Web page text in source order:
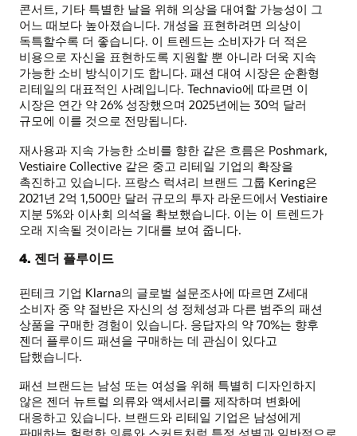
콘서트, 기타 특별한 날을 위해 의상을 대여할 가능성이 그
어느 때보다 높아졌습니다. 개성을 표현하려면 의상이
독특할수록 더 좋습니다. 이 트렌드는 소비자가 더 적은
비용으로 자신을 표현하도록 지원할 뿐 아니라 더욱 지속
가능한 소비 방식이기도 합니다. 패션 대여 시장은 순환형
리테일의 대표적인 사례입니다. Technavio에 따르면 이
시장은 연간 약 26% 성장했으며 2025년에는 30억 달러
규모에 이를 것으로 전망됩니다.
재사용과 지속 가능한 소비를 향한 같은 흐름은 Poshmark,
Vestiaire Collective 같은 중고 리테일 기업의 확장을
촉진하고 있습니다. 프랑스 럭셔리 브랜드 그룹 Kering은
2021년 2억 1,500만 달러 규모의 투자 라운드에서 Vestiaire
지분 5%와 이사회 의석을 확보했습니다. 이는 이 트렌드가
오래 지속될 것이라는 기대를 보여 줍니다.
4. 젠더 플루이드
핀테크 기업 Klarna의 글로벌 설문조사에 따르면 Z세대
소비자 중 약 절반은 자신의 성 정체성과 다른 범주의 패션
상품을 구매한 경험이 있습니다. 응답자의 약 70%는 향후
젠더 플루이드 패션을 구매하는 데 관심이 있다고
답했습니다.
패션 브랜드는 남성 또는 여성을 위해 특별히 디자인하지
않은 젠더 뉴트럴 의류와 액세서리를 제작하며 변화에
대응하고 있습니다. 브랜드와 리테일 기업은 남성에게